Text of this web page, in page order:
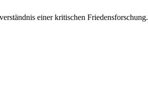
einer kritischen Friedensforschung.